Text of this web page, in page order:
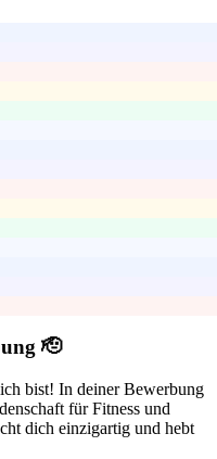
🫡
bist! In deiner Bewerbung
für Fitness und
dich einzigartig und hebt